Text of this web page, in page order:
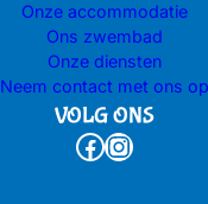
Onze accommodatie
Ons zwembad
Onze diensten
Neem contact met ons op
VOLG ONS
Facebook Instagram